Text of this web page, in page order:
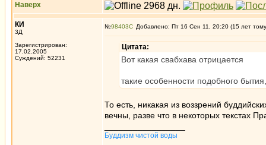
Наверх
КИ
3Д
Зарегистрирован:
17.02.2005
Суждений: 52231
№98403 Добавлено: Пт 16 Сен 11, 20:20 (15 лет
Цитата:
Вот какая свабхава отрицается
такие особенности подобного
То есть, никакая из воззрений
вечны, разве что в некоторых текстах
Буддизм чистой воды